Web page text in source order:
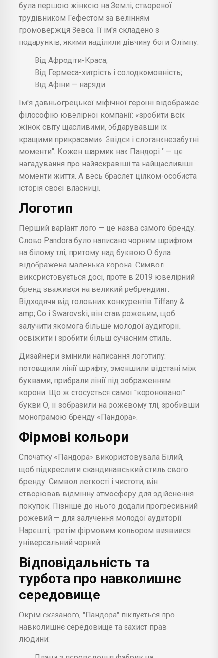
була першою жінкою на Землі, створеної
трудівником Гефестом за велінням
громовержця Зевса. Її ім'я складено з
подарунків, якими наділили дівчину боги Олімпу:
Від Афродіти-Краса;
Від Гермеса-хитрість і солодкомовність;
Від Афіни — наряди.
Ім'я давньогрецької міфічної героїні відображає
філософію ювелірної компанії: «зробити всіх
жінок світу щасливими, обдарувавши їх
кращими прикрасами». Звідси і слоган»незабутні
моменти". Кожен шармик на» Пандорі " — це
нагадування про найяскравіші та найщасливіші
моменти життя. А весь браслет цілком-особиста
історія своєї власниці.
Логотип
Перший варіант лого — це назва самого бренду.
Слово Pandora було написано чорним шрифтом
на білому тлі, притому над буквою О була
відображена маленька корона. Символ
використовується досі, проте в 2019 ювелірний
бренд зважився на великий ребрендинг.
Відходячи від головних конкурентів Tiffany &
amp; Co і Swarovski, він став рожевим, щоб
залучити якомога більше молодої аудиторії,
освіжити і зробити більш сучасним стиль.
Дизайнери змінили написання логотипу:
потовщили лінії шрифту, зменшили відстані між
буквами, прибрали лінії під зображенням
корони. Що ж стосується самої "коронованої"
букви О, її зобразили на рожевому тлі, зробивши
монограмою бренду «Пандора».
Фірмові кольори
Спочатку «Пандора» використовувала Білий,
щоб підкреслити скандинавський стиль свого
бренду. Символ легкості і чистоти, він
створював відмінну атмосферу для здійснення
покупок. Пізніше до нього додали прогресивний
рожевий — для залучення молодої аудиторії.
Нарешті, третім фірмовим кольором виявився
універсальний чорний.
Відповідальність та
турбота про навколишнє
середовище
Окрім сказаного, "Пандора" піклується про
навколишнє середовище та захист прав
людини: